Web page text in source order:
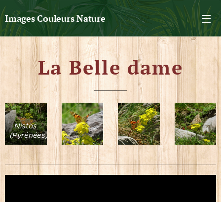
Images Couleurs Nature
La Belle dame
Nistos
(Pyrénées)